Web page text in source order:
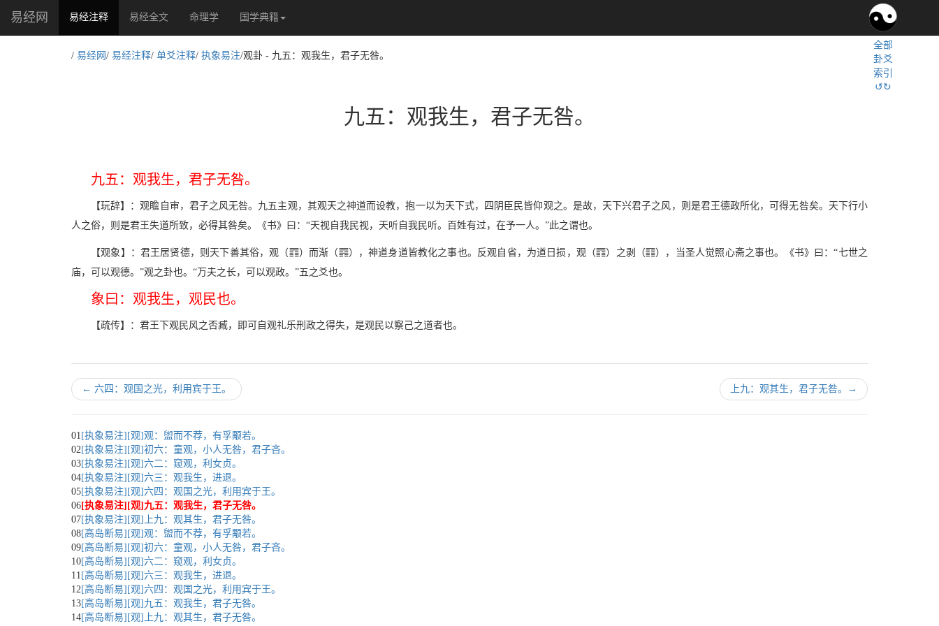
易经网 易经注释(current)易经全文 命理学 国学典籍
全部
卦爻
索引
↺↻
/ 易经网 / 易经注释/ 单爻注释/ 执象易注/观卦 - 九五：观我生，君子无咎。
九五：观我生，君子无咎。
九五：观我生，君子无咎。
【玩辞】：观瞻自审，君子之风无咎。九五主观，其观天之神道而设教，抱一以为天下式，四阴臣民皆仰观之。是故，天下兴君子之风，则是君王德政所化，可得无咎矣。天下行小
人之俗，则是君王失道所致，必得其咎矣。《书》曰：“天视自我民视，天听自我民听。百姓有过，在予一人。”此之谓也。
【观象】：君王居贤德，则天下善其俗，观（;）而渐（U），神道身道皆教化之事也。反观自省，为道日损，观（;）之剥（c），当圣人觉照心斋之事也。《书》曰：“七世之
庙，可以观德。”观之卦也。“万夫之长，可以观政。”五之爻也。
象曰：观我生，观民也。
【疏传】：君王下观民风之否臧，即可自观礼乐刑政之得失，是观民以察己之道者也。
← 六四：观国之光，利用宾于王。 上九：观其生，君子无咎。 →
01 [执象易注][观]观：盥而不荐，有孚颙若。
02[执象易注][观]初六：童观，小人无咎，君子吝。
03[执象易注][观]六二：窥观，利女贞。
04[执象易注][观]六三：观我生，进退。
05[执象易注][观]六四：观国之光，利用宾于王。
06[执象易注][观]九五：观我生，君子无咎。
07[执象易注][观]上九：观其生，君子无咎。
08[高岛断易][观]观：盥而不荐，有孚颙若。
09[高岛断易][观]初六：童观，小人无咎，君子吝。
10[高岛断易][观]六二：窥观，利女贞。
11 [高岛断易][观]六三：观我生，进退。
12[高岛断易][观]六四：观国之光，利用宾于王。
13[高岛断易][观]九五：观我生，君子无咎。
14[高岛断易][观]上九：观其生，君子无咎。